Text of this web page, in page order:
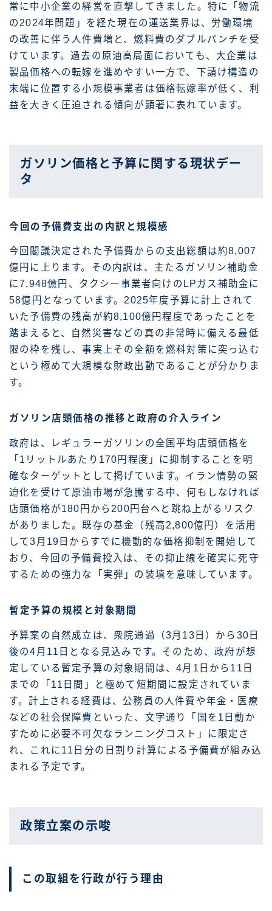
常に中小企業の経営を直撃してきました。特に「物流
の2024年問題」を経た現在の運送業界は、労働環境
の改善に伴う人件費増と、燃料費のダブルパンチを受
けています。過去の原油高局面においても、大企業は
製品価格への転嫁を進めやすい一方で、下請け構造の
末端に位置する小規模事業者は価格転嫁率が低く、利
益を大きく圧迫される傾向が顕著に表れています。
ガソリン価格と予算に関する現状デー
タ
今回の予備費支出の内訳と規模感
今回閣議決定された予備費からの支出総額は約8,007
億円に上ります。その内訳は、主たるガソリン補助金
に7,948億円、タクシー事業者向けのLPガス補助金に
58億円となっています。2025年度予算に計上されて
いた予備費の残高が約8,100億円程度であったことを
踏まえると、自然災害などの真の非常時に備える最低
限の枠を残し、事実上その全額を燃料対策に突っ込む
という極めて大規模な財政出動であることが分かりま
す。
ガソリン店頭価格の推移と政府の介入ライン
政府は、レギュラーガソリンの全国平均店頭価格を
「1リットルあたり170円程度」に抑制することを明
確なターゲットとして掲げています。イラン情勢の緊
迫化を受けて原油市場が急騰する中、何もしなければ
店頭価格が180円から200円台へと跳ね上がるリスク
がありました。既存の基金（残高2,800億円）を活用
して3月19日からすでに機動的な価格抑制を開始して
おり、今回の予備費投入は、その抑止線を確実に死守
するための強力な「実弾」の装填を意味しています。
暫定予算の規模と対象期間
予算案の自然成立は、衆院通過（3月13日）から30日
後の4月11日となる見込みです。そのため、政府が想
定している暫定予算の対象期間は、4月1日から11日
までの「11日間」と極めて短期間に設定されていま
す。計上される経費は、公務員の人件費や年金・医療
などの社会保障費といった、文字通り「国を1日動か
すために必要不可欠なランニングコスト」に限定さ
れ、これに11日分の日割り計算による予備費が組み込
まれる予定です。
政策立案の示唆
この取組を行政が行う理由